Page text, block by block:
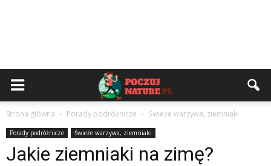
Strona główna Porady podróżnicze Świeże warzywa, ziemniaki
Porady podróżnicze Świeże warzywa, ziemniaki
Jakie ziemniaki na zimę?